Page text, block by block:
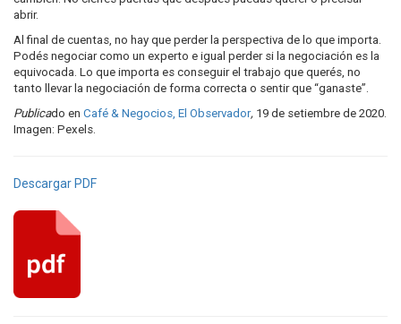
abrir.
Al final de cuentas, no hay que perder la perspectiva de lo que importa.
Podés negociar como un experto e igual perder si la negociación es la
equivocada. Lo que importa es conseguir el trabajo que querés, no
tanto llevar la negociación de forma correcta o sentir que “ganaste”.
Publicado en Café & Negocios, El Observador, 19 de setiembre de 2020.
Imagen: Pexels.
Descargar PDF